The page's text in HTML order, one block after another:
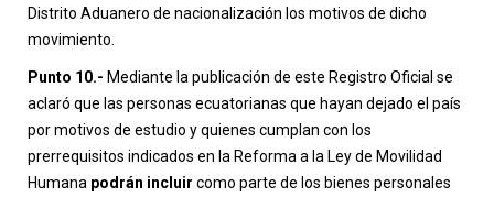
Distrito Aduanero de nacionalización los motivos de dicho
movimiento.
Punto 10.- Mediante la publicación de este Registro Oficial se
aclaró que las personas ecuatorianas que hayan dejado el país
por motivos de estudio y quienes cumplan con los
prerrequisitos indicados en la Reforma a la Ley de Movilidad
Humana podrán incluir como parte de los bienes personales